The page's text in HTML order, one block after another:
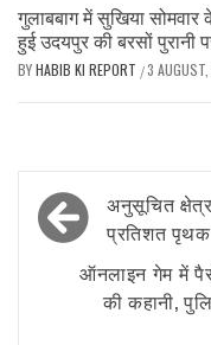
गुलाबबाग में सुखिया
हुई उदयपुर की बरसों पुरानी
BYHABIB KI REPORT /3
Post
navigation
अनुसूचित
प्रतिशत
ऑनलाइन गेम में
की कहानी,